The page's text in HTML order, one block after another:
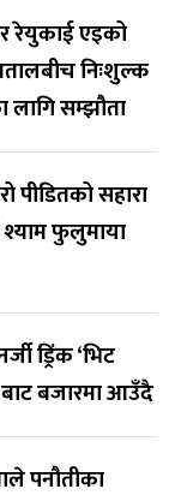
रेयुकाई एइको
निःशुल्क
सम्झौता
पीडितको सहारा
श्याम फुलुमाया
ड्रिंक ‘भिट
बजारमा आउँदै
पनौतीका